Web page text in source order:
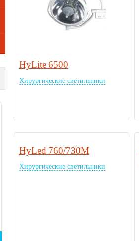
HyLite 6500
Хирургические светильники
HyLed 760/730M
Хирургические светильники